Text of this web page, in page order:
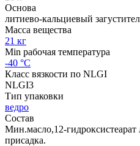
Основа
литиево-кальциевый
Масса вещества
21 кг
Min рабочая температура
-40 °С
Класс вязкости по NLGI
NLGI3
Тип упаковки
ведро
Состав
Мин.масло,12-гидроксистеарат
присадка.